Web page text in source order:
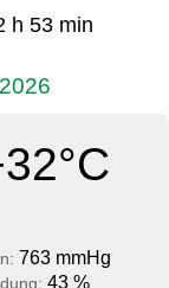
h 53 min
763 mmHg
43 %